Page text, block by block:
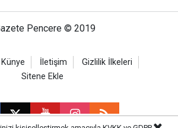
Pencere © 2019
Künye İletişim
Gizlilik İlkeleri
Sitene Ekle